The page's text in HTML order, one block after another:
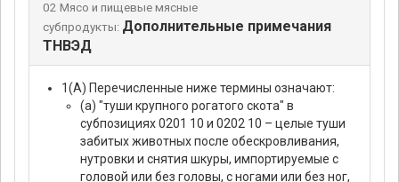
02 Мясо и пищевые мясные
субпродукты: Дополнительные примечания
ТНВЭД
1(А) Перечисленные ниже термины означают:
(а) "туши крупного рогатого скота" в
субпозициях 0201 10 и 0202 10 – целые туши
забитых животных после обескровливания,
нутровки и снятия шкуры, импортируемые с
головой или без головы, с ногами или без ног,